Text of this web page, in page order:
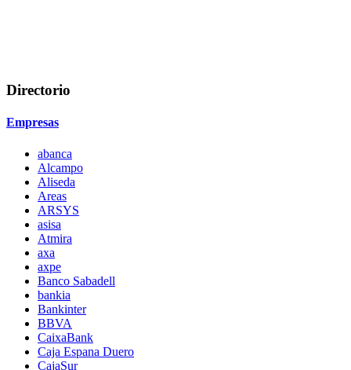
Directorio
Empresas
abanca
Alcampo
Aliseda
Areas
ARSYS
asisa
Atmira
axa
axpe
Banco Sabadell
bankia
Bankinter
BBVA
CaixaBank
Caja Espana Duero
CajaSur